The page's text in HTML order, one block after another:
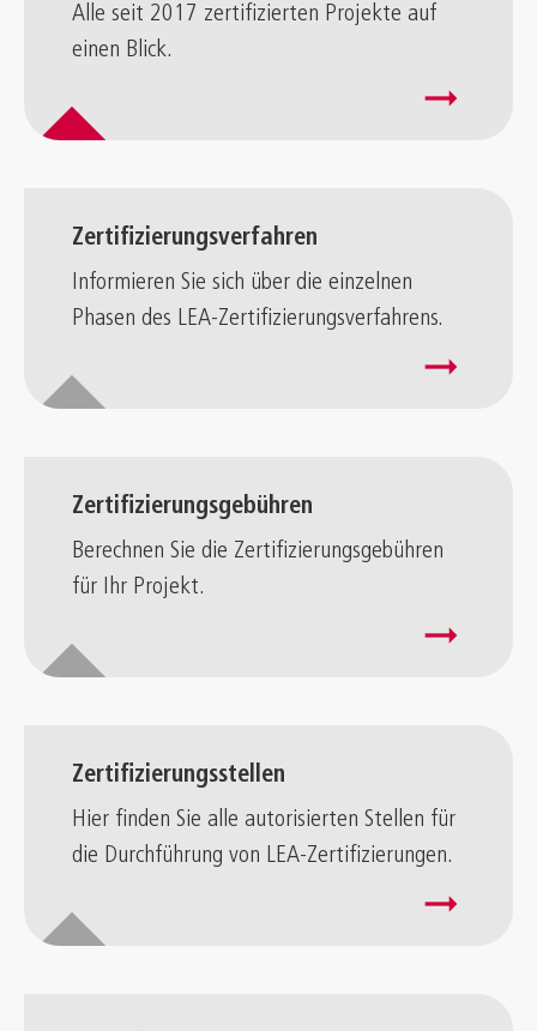
Alle seit 2017 zertifizierten Projekte auf
einen Blick.
arrow_right_alt
Zertifizierungsverfahren
Informieren Sie sich über die einzelnen
Phasen des LEA-Zertifizierungsverfahrens.
arrow_right_alt
Zertifizierungsgebühren
Berechnen Sie die Zertifizierungsgebühren
für Ihr Projekt.
arrow_right_alt
Zertifizierungsstellen
Hier finden Sie alle autorisierten Stellen für
die Durchführung von LEA-Zertifizierungen.
arrow_right_alt